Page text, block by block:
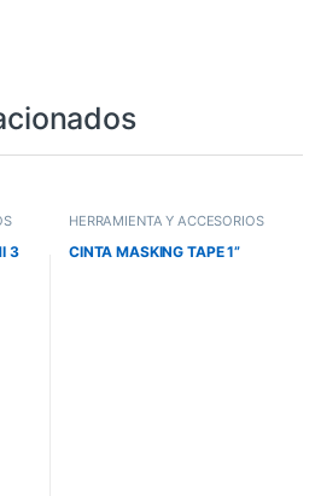
3
HERRAMIENTA Y ACCESORIOS
CINTA MASKING TAPE 1”